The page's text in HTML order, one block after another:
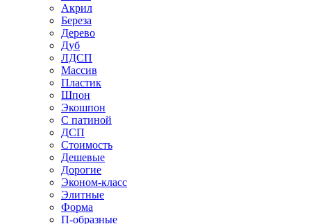
Акрил
Береза
Дерево
Дуб
ЛДСП
Массив
Пластик
Шпон
Экошпон
С патиной
ДСП
Стоимость
Дешевые
Дорогие
Эконом-класс
Элитные
Форма
П-образные